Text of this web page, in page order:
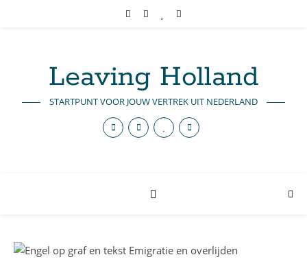
Leaving Holland
STARTPUNT VOOR JOUW VERTREK UIT NEDERLAND